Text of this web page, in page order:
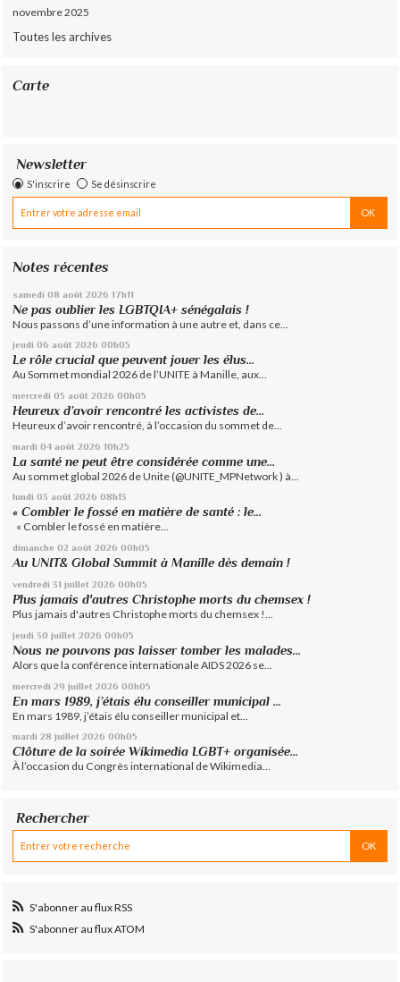
novembre 2025
Toutes les archives
Carte
Newsletter
S'inscrire Se désinscrire
Notes récentes
samedi 08 août 2026 17h11
Ne pas oublier les LGBTQIA+ sénégalais !
Nous passons d’une information à une autre et, dans ce...
jeudi 06 août 2026 00h05
Le rôle crucial que peuvent jouer les élus...
Au Sommet mondial 2026 de l’UNITE à Manille, aux...
mercredi 05 août 2026 00h05
Heureux d’avoir rencontré les activistes de...
Heureux d’avoir rencontré, à l’occasion du sommet de...
mardi 04 août 2026 10h25
La santé ne peut être considérée comme une...
Au sommet global 2026 de Unite (@UNITE_MPNetwork ) à...
lundi 03 août 2026 08h13
« Combler le fossé en matière de santé : le...
« Combler le fossé en matière...
dimanche 02 août 2026 00h05
Au UNIT& Global Summit à Manille dès demain !
vendredi 31 juillet 2026 00h05
Plus jamais d'autres Christophe morts du chemsex !
Plus jamais d'autres Christophe morts du chemsex !...
jeudi 30 juillet 2026 00h05
Nous ne pouvons pas laisser tomber les malades...
Alors que la conférence internationale AIDS 2026 se...
mercredi 29 juillet 2026 00h05
En mars 1989, j’étais élu conseiller municipal ...
En mars 1989, j’étais élu conseiller municipal et...
mardi 28 juillet 2026 00h05
Clôture de la soirée Wikimedia LGBT+ organisée...
À l’occasion du Congrès international de Wikimedia...
Rechercher
S'abonner au flux RSS
S'abonner au flux ATOM